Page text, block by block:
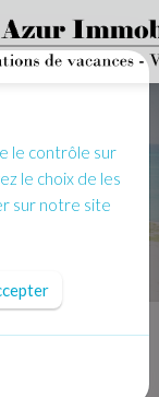
le contrôle sur
le choix de les
sur notre site